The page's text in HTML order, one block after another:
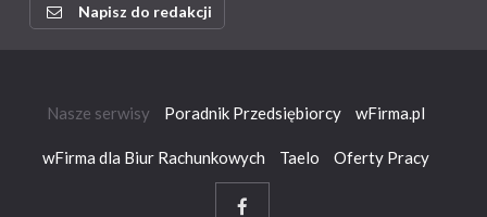
Napisz do redakcji
Nasze serwisy Poradnik Przedsiębiorcy wFirma.pl
wFirma dla Biur Rachunkowych Taelo Oferty Pracy